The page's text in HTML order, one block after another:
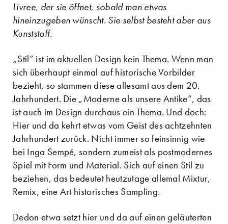
Livree, der sie öffnet, sobald man etwas
hineinzugeben wünscht. Sie selbst besteht aber aus
Kunststoff.
„Stil“ ist im aktuellen Design kein Thema. Wenn man
sich überhaupt einmal auf historische Vorbilder
bezieht, so stammen diese allesamt aus dem 20.
Jahrhundert. Die „Moderne als unsere Antike“, das
ist auch im Design durchaus ein Thema. Und doch:
Hier und da kehrt etwas vom Geist des achtzehnten
Jahrhundert zurück. Nicht immer so feinsinnig wie
bei Inga Sempé, sondern zumeist als postmodernes
Spiel mit Form und Material. Sich auf einen Stil zu
beziehen, das bedeutet heutzutage allemal Mixtur,
Remix, eine Art historisches Sampling.
Dedon etwa setzt hier und da auf einen geläuterten